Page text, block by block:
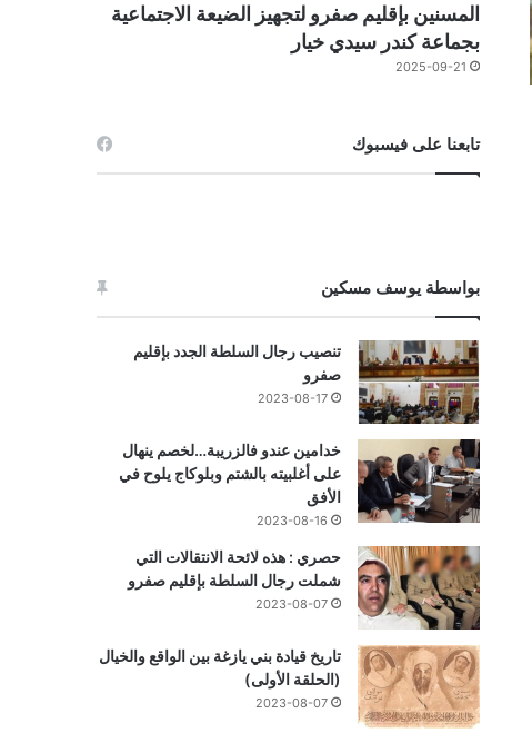
المسنين بإقليم صفرو لتجهيز الضيعة الاجتماعية
بجماعة كندر سيدي خيار
2025-09-21
تابعنا على فيسبوك
بواسطة يوسف مسكين
تنصيب رجال السلطة الجدد بإقليم
صفرو
2023-08-17
خدامين عندو فالزريبة…لخصم ينهال
على أغلبيته بالشتم وبلوكاج يلوح في
الأفق
2023-08-16
حصري : هذه لائحة الانتقالات التي
شملت رجال السلطة بإقليم صفرو
2023-08-07
تاريخ قيادة بني يازغة بين الواقع والخيال
(الحلقة الأولى)
2023-08-07